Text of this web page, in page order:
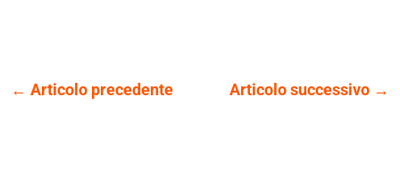
← Articolo precedente Articolo successivo →